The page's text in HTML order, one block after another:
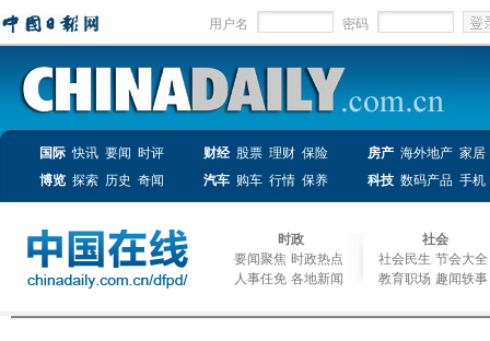
用户名 密码
国际 快讯 要闻 时评 财经 股票 理财 保险 房产 海外地产 家居
博览 探索 历史 奇闻 汽车 购车 行情 保养 科技 数码产品 手机
时政
要闻聚焦 时政热点
人事任免 各地新闻
社会
社会民生 节会大全
教育职场 趣闻轶事